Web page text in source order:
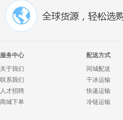
服务中心
关于我们
联系我们
人才招聘
商城下单
配送方式
同城配送
干冰运输
快递运输
冷链运输